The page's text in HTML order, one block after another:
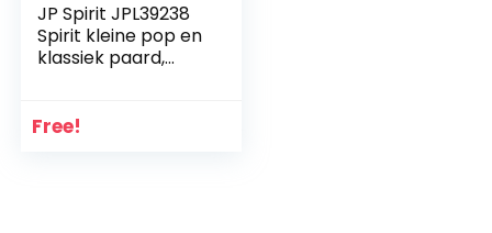
JP Spirit JPL39238
Spirit kleine pop en
klassiek paard,
Free!